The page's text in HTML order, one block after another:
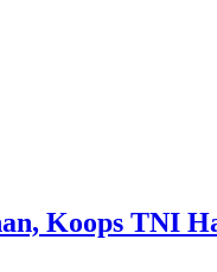
Koops TNI